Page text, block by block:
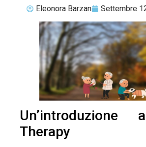
Eleonora Barzan Settembre
Un’introduzione
Therapy